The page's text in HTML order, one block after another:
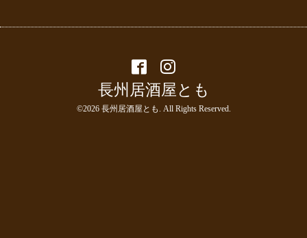
長州居酒屋とも
©2026 長州居酒屋とも . All Rights Reserved.